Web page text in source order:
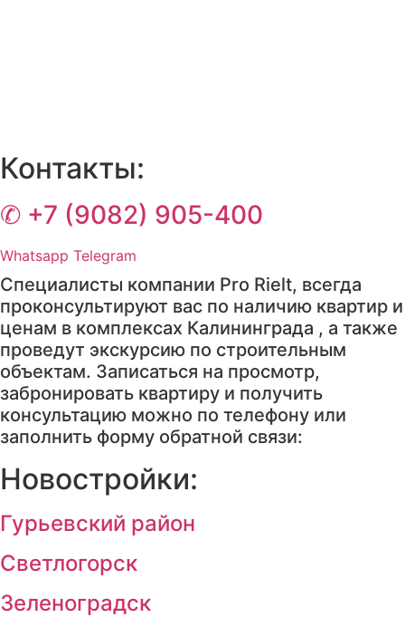
Контакты:
✆ +7 (9082) 905-400
Whatsapp Telegram
Специалисты компании Pro Rielt, всегда
проконсультируют вас по наличию квартир и
ценам в комплексах Калининграда , а также
проведут экскурсию по строительным
объектам. Записаться на просмотр,
забронировать квартиру и получить
консультацию можно по телефону или
заполнить форму обратной связи:
Новостройки:
Гурьевский район
Светлогорск
Зеленоградск